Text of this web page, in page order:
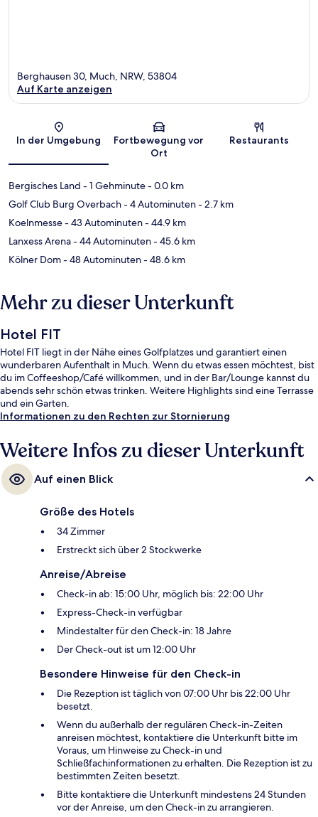
Karte
Berghausen 30, Much, NRW, 53804
Auf Karte anzeigen
In der Umgebung
Fortbewegung vor
Ort
Restaurants
Bergisches Land - 1 Gehminute- 0.0 km
Golf Club Burg Overbach- 4 Autominuten- 2.7 km
Koelnmesse- 43 Autominuten- 44.9 km
Lanxess Arena- 44 Autominuten- 45.6 km
Kölner Dom- 48 Autominuten- 48.6 km
Mehr zu dieser Unterkunft
Hotel FIT
Hotel FIT liegt in der Nähe eines Golfplatzes und garantiert einen
wunderbaren Aufenthalt in Much. Wenn du etwas essen möchtest, bist
du im Coffeeshop/Café willkommen, und in der Bar/Lounge kannst du
abends sehr schön etwas trinken. Weitere Highlights sind eine Terrasse
und ein Garten.
Informationen zu den Rechten zur Stornierung
Weitere Infos zu dieser Unterkunft
Auf einen Blick
Größe des Hotels
34 Zimmer
Erstreckt sich über 2 Stockwerke
Anreise/Abreise
Check-in ab: 15:00 Uhr, möglich bis: 22:00 Uhr
Express-Check-in verfügbar
Mindestalter für den Check-in: 18 Jahre
Der Check-out ist um 12:00 Uhr
Besondere Hinweise für den Check-in
Die Rezeption ist täglich von 07:00 Uhr bis 22:00 Uhr
besetzt.
Wenn du außerhalb der regulären Check-in-Zeiten
anreisen möchtest, kontaktiere die Unterkunft bitte im
Voraus, um Hinweise zu Check-in und
Schließfachinformationen zu erhalten. Die Rezeption ist zu
bestimmten Zeiten besetzt.
Bitte kontaktiere die Unterkunft mindestens 24 Stunden
vor der Anreise, um den Check-in zu arrangieren.